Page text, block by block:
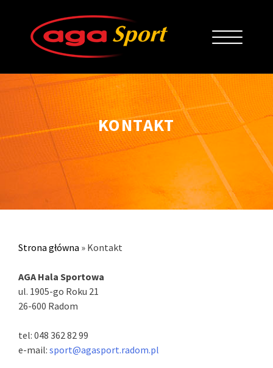
KONTAKT
Strona główna » Kontakt
AGA Hala Sportowa
ul. 1905-go Roku 21
26-600 Radom
tel: 048 362 82 99
e-mail: sport@agasport.radom.pl